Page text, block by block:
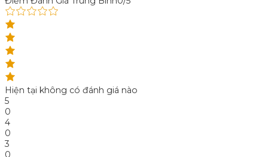
Hiện tại không có đánh giá nào
5
0
4
0
3
0